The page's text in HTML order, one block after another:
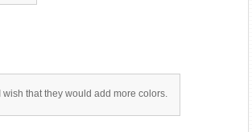
I wish that they would add more colors.